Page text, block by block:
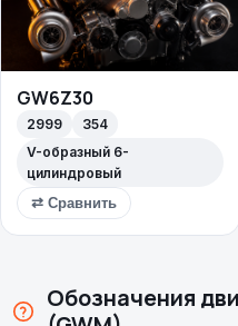
GW6Z30
2999
354
V-образный 6-
цилиндровый
⇄ Сравнить
Обозначения